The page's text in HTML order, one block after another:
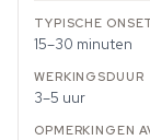
15–30 minuten
3–5 uur